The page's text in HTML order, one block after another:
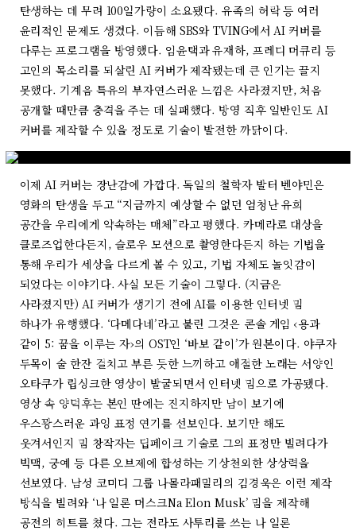
탄생하는 데 무려 100일가량이 소요됐다. 유족의 허락 등 여러
윤리적인 문제도 생겼다. 이듬해 SBS와 TVING에서 AI 커버를
다루는 프로그램을 방영했다. 임윤택과 유재하, 프레디 머큐리 등
고인의 목소리를 되살린 AI 커버가 제작됐는데 큰 인기는 끌지
못했다. 기계음 특유의 부자연스러운 느낌은 사라졌지만, 처음
공개할 때만큼 충격을 주는 데 실패했다. 방영 직후 일반인도 AI
커버를 제작할 수 있을 정도로 기술이 발전한 까닭이다.
이제 AI 커버는 장난감에 가깝다. 독일의 철학자 발터 벤야민은
영화의 탄생을 두고 “지금까지 예상할 수 없던 엄청난 유희
공간을 우리에게 약속하는 매체”라고 평했다. 카메라로 대상을
클로즈업한다든지, 슬로우 모션으로 촬영한다든지 하는 기법을
통해 우리가 세상을 다르게 볼 수 있고, 기법 자체도 놀잇감이
되었다는 이야기다. 사실 모든 기술이 그렇다. (지금은
사라졌지만) AI 커버가 생기기 전에 AI를 이용한 인터넷 밈
하나가 유행했다. ‘다메다네’라고 불린 그것은 콘솔 게임 ‹용과
같이 5: 꿈을 이루는 자›의 OST인 ‘바보 같이’가 원본이다. 야쿠자
두목이 술 한잔 걸치고 부른 듯한 느끼하고 애절한 노래는 서양인
오타쿠가 립싱크한 영상이 발굴되면서 인터넷 밈으로 가공됐다.
영상 속 양덕후는 본인 딴에는 진지하지만 남이 보기에
우스꽝스러운 과잉 표정 연기를 선보인다. 보기만 해도
웃겨서인지 밈 창작자는 딥페이크 기술로 그의 표정만 빌려다가
빅맥, 궁예 등 다른 오브제에 합성하는 기상천외한 상상력을
선보였다. 남성 코미디 그룹 나몰라패밀리의 김경욱은 이런 제작
방식을 빌려와 ‘나 일론 머스크Na Elon Musk’ 밈을 제작해
공전의 히트를 쳤다. 그는 전라도 사투리를 쓰는 나 일론